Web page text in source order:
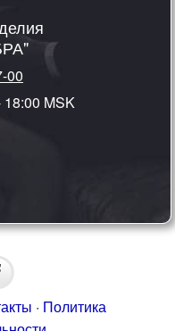
00
MSK
· Политика